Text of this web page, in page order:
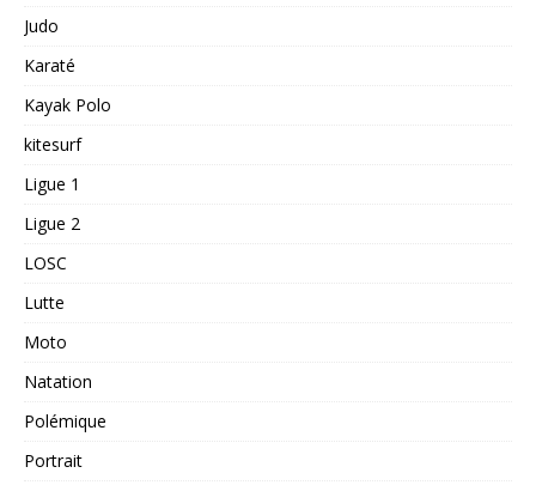
Judo
Karaté
Kayak Polo
kitesurf
Ligue 1
Ligue 2
LOSC
Lutte
Moto
Natation
Polémique
Portrait